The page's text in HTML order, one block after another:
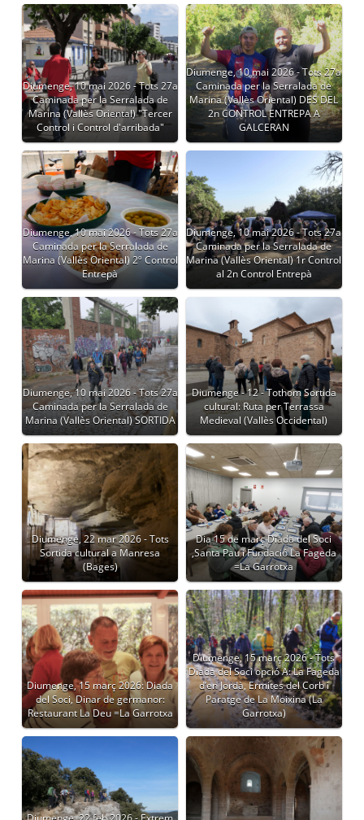
Diumenge, 10 mai 2026 - Tots 27a
Caminada per la Serralada de
Marina (Vallès Oriental) "Tercer
Control i Control d'arribada"
Diumenge, 10 mai 2026 - Tots 27a
Caminada per la Serralada de
Marina (Vallès Oriental) DES DEL
2n CONTROL ENTREPA A
GALCERAN
Diumenge, 10 mai 2026 - Tots 27a
Caminada per la Serralada de
Marina (Vallès Oriental) 2º Control
Entrepà
Diumenge, 10 mai 2026 - Tots 27a
Caminada per la Serralada de
Marina (Vallès Oriental) 1r Control
al 2n Control Entrepà
Diumenge, 10 mai 2026 - Tots 27a
Caminada per la Serralada de
Marina (Vallès Oriental) SORTIDA
Diumenge - 12 - Tothom Sortida
cultural: Ruta per Terrassa
Medieval (Vallès Occidental)
Diumenge, 22 mar 2026 - Tots
Sortida cultural a Manresa
(Bages)
Dia 15 de març Diada del Soci
,Santa Pau i Fundació La Fageda
=La Garrotxa
Diumenge, 15 març 2026: Diada
del Soci, Dinar de germanor:
Restaurant La Deu =La Garrotxa
Diumenge, 15 març 2026 - Tots
Diada del Soci opció A: La Fageda
d’en Jordà, Ermites del Corb i
Paratge de La Moixina (La
Garrotxa)